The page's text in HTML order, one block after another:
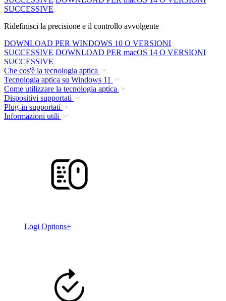
SUCCESSIVE
Ridefinisci la precisione e il controllo avvolgente
DOWNLOAD PER WINDOWS 10 O VERSIONI
SUCCESSIVE DOWNLOAD PER macOS 14 O VERSIONI
SUCCESSIVE
Che cos'è la tecnologia aptica
Tecnologia aptica su Windows 11
Come utilizzare la tecnologia aptica
Dispositivi supportati
Plug-in supportati
Informazioni utili
Logi Options+